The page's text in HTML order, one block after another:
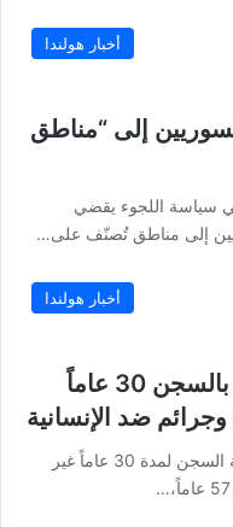
أخبار هولندا
إلى “مناطق
سياسة اللجوء يقضي
إلى مناطق تُصنّف على…
أخبار هولندا
النيابة العامة الهولندية تطالب بالسجن 30 عاماً
ضد الإنسانية
طالبت النيابة العامة الهولندية بفرض عقوبة السجن لمدة 30 عاماً غير